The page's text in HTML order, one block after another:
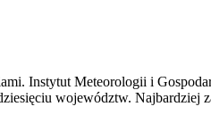
Instytut Meteorologii i
województw. Najbardziej